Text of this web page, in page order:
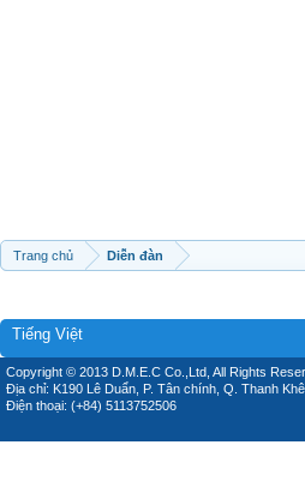
Trang chủ Diễn đàn
Tiếng Việt
Copyright © 2013 D.M.E.C Co.,Ltd, All Rights
Địa chỉ: K190 Lê Duẩn, P. Tân chính, Q. Thanh
Điện thoại: (+84) 5113752506